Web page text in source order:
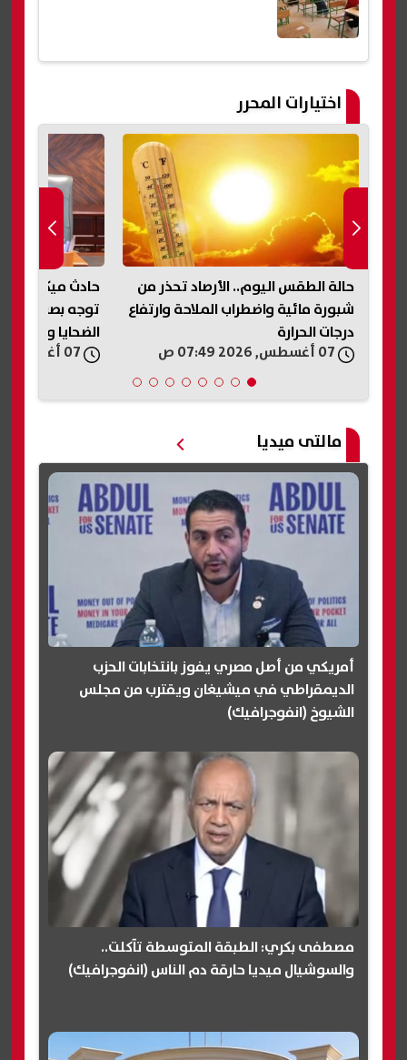
اختيارات المحرر
حالة الطقس اليوم.. الأرصاد تحذر من
شبورة مائية واضطراب الملاحة وارتفاع
درجات الحرارة
حادث ميكروباص
توجه بصرف
الضحايا
مالتى ميديا
أمريكي من أصل مصري يفوز بانتخابات الحزب
الديمقراطي في ميشيغان ويقترب من مجلس
الشيوخ (انفوجرافيك)
مصطفى بكري: الطبقة المتوسطة تآكلت..
والسوشيال ميديا حارقة دم الناس (انفوجرافيك)